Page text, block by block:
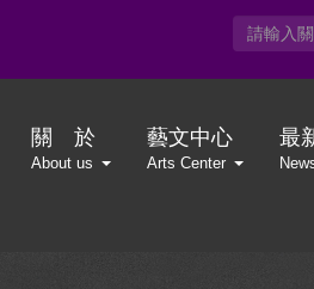
關 於
About us
藝文中心
Arts Center
最